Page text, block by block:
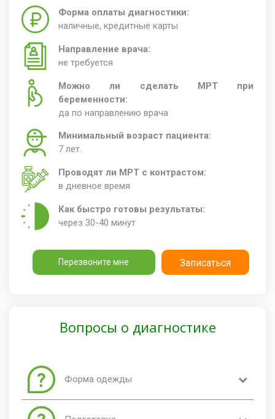
Форма оплаты диагностики:
наличные, кредитные карты
Направление врача:
не требуется
Можно ли сделать МРТ при
беременности:
да по направлению врача
Минимальный возраст пациента:
7 лет.
Проводят ли МРТ с контрастом:
в дневное время
Как быстро готовы результаты:
через 30-40 минут
Перезвоните мне Записаться
Вопросы о диагностике
Форма одежды
В МРТ кабинет можно заходить в любой одежде,